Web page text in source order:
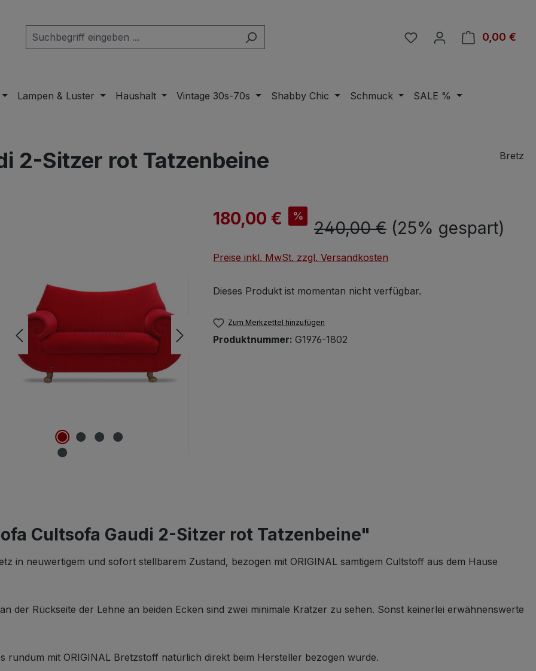
Du hast 0 Produkte auf
0,00 €
Lampen & Luster Haushalt Vintage 30s-70s Shabby Chic Schmuck SALE %
2-Sitzer rot Tatzenbeine Bretz
Verkaufspreis:
180,00 € %
Regulärer Preis:
240,00 € (25% gespart)
Preise inkl. MwSt. zzgl. Versandkosten
Dieses Produkt ist momentan nicht verfügbar.
Zum Merkzettel hinzufügen
Produktnummer: G1976-1802
Cultsofa Gaudi 2-Sitzer rot Tatzenbeine"
in neuwertigem und sofort stellbarem Zustand, bezogen mit ORIGINAL samtigem Cultstoff aus dem Hause
der Rückseite der Lehne an beiden Ecken sind zwei minimale Kratzer zu sehen. Sonst keinerlei erwähnenswerte
rundum mit ORIGINAL Bretzstoff natürlich direkt beim Hersteller bezogen wurde.